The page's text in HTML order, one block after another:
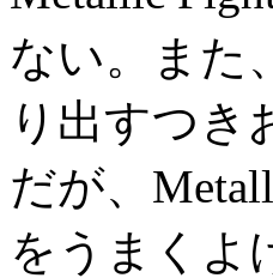
ない。また
り出すつき
だが、
をうまくよ